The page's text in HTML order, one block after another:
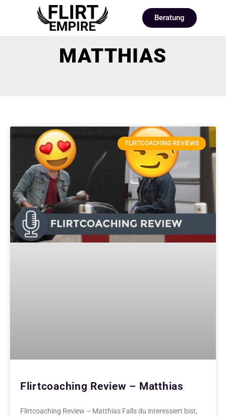
Beratung
MATTHIAS
FLIRTCOACHING REVIEWS
Flirtcoaching Review – Matthias
Flirtcoaching Review – Matthias Falls du interessiert bist,